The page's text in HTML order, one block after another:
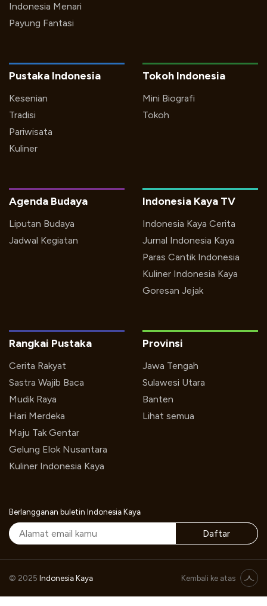
Pesan Sekarang
Indonesia Menari
Payung Fantasi
Pustaka Indonesia
Kesenian
Tradisi
Pariwisata
Kuliner
Tokoh Indonesia
Mini Biografi
Tokoh
Indonesia Kaya TV
Indonesia Kaya Cerita
Jurnal Indonesia Kaya
Paras Cantik Indonesia
Kuliner Indonesia Kaya
Goresan Jejak
Agenda Budaya
Liputan Budaya
Jadwal Kegiatan
Rangkai Pustaka
Cerita Rakyat
Sastra Wajib Baca
Mudik Raya
Hari Merdeka
Maju Tak Gentar
Gelung Elok Nusantara
Kuliner Indonesia Kaya
Provinsi
Jawa Tengah
Sulawesi Utara
Banten
Lihat semua
Berlangganan buletin Indonesia Kaya
Daftar
© 2025 Indonesia Kaya Kembali ke atas